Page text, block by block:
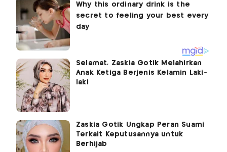
Selamat, Zaskia Gotik Melahirkan
Anak Ketiga Berjenis Kelamin Laki-
laki
Zaskia Gotik Ungkap Peran Suami
Terkait Keputusannya untuk
Berhijab